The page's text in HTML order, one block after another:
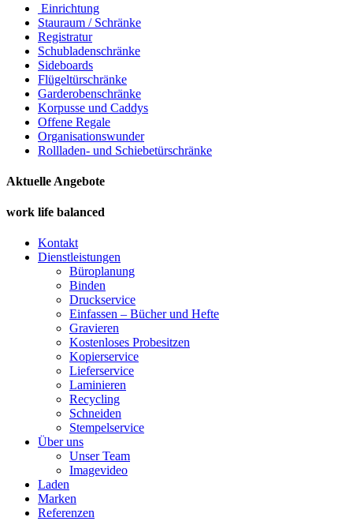
Einrichtung
Stauraum / Schränke
Registratur
Schubladenschränke
Sideboards
Flügeltürschränke
Garderobenschränke
Korpusse und Caddys
Offene Regale
Organisationswunder
Rollladen- und Schiebetürschränke
Aktuelle Angebote
work life balanced
Kontakt
Dienstleistungen
Büroplanung
Binden
Druckservice
Einfassen – Bücher und Hefte
Gravieren
Kostenloses Probesitzen
Kopierservice
Lieferservice
Laminieren
Recycling
Schneiden
Stempelservice
Über uns
Unser Team
Imagevideo
Laden
Marken
Referenzen